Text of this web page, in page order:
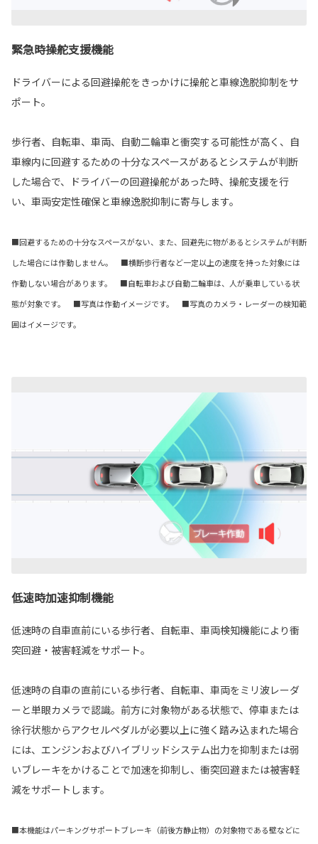
緊急時操舵支援機能
ドライバーによる回避操舵をきっかけに操舵と車線逸脱抑制をサ
ポート。
歩行者、自転車、車両、自動二輪車と衝突する可能性が高く、自
車線内に回避するための十分なスペースがあるとシステムが判断
した場合で、ドライバーの回避操舵があった時、操舵支援を行
い、車両安定性確保と車線逸脱抑制に寄与します。
■回避するための十分なスペースがない、また、回避先に物があるとシステムが判断
した場合には作動しません。 ■横断歩行者など一定以上の速度を持った対象には
作動しない場合があります。 ■自転車および自動二輪車は、人が乗車している状
態が対象です。 ■写真は作動イメージです。 ■写真のカメラ・レーダーの検知範
囲はイメージです。
低速時加速抑制機能
低速時の自車直前にいる歩行者、自転車、車両検知機能により衝
突回避・被害軽減をサポート。
低速時の自車の直前にいる歩行者、自転車、車両をミリ波レーダ
ーと単眼カメラで認識。前方に対象物がある状態で、停車または
徐行状態からアクセルペダルが必要以上に強く踏み込まれた場合
には、エンジンおよびハイブリッドシステム出力を抑制または弱
いブレーキをかけることで加速を抑制し、衝突回避または被害軽
減をサポートします。
■本機能はパーキングサポートブレーキ（前後方静止物）の対象物である壁などに